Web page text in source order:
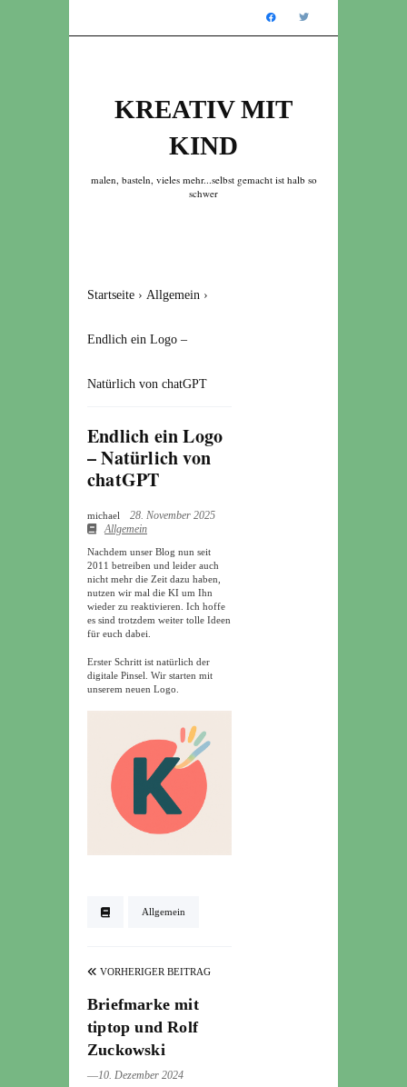
KREATIV MIT
KIND
malen, basteln, vieles mehr...selbst gemacht ist halb so
schwer
Startseite › Allgemein ›
Endlich ein Logo –
Natürlich von chatGPT
Endlich ein Logo
– Natürlich von
chatGPT
michael
28. November 2025
Allgemein
Nachdem unser Blog nun seit
2011 betreiben und leider auch
nicht mehr die Zeit dazu haben,
nutzen wir mal die KI um Ihn
wieder zu reaktivieren. Ich hoffe
es sind trotzdem weiter tolle Ideen
für euch dabei.
Erster Schritt ist natürlich der
digitale Pinsel. Wir starten mit
unserem neuen Logo.
Allgemein
VORHERIGER BEITRAG
Briefmarke mit
tiptop und Rolf
Zuckowski
―10. Dezember 2024